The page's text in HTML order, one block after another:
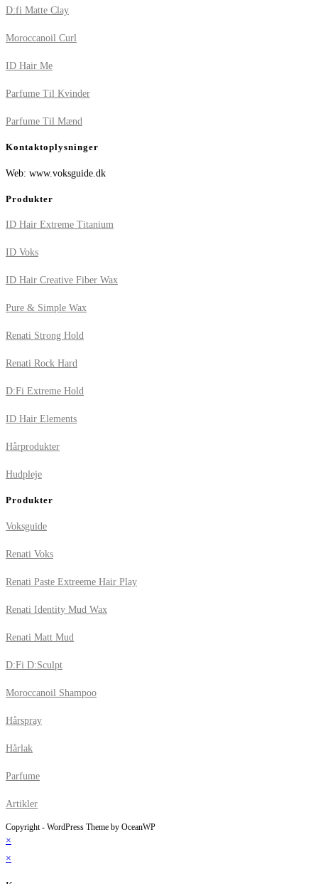
D:fi Matte Clay
Moroccanoil Curl
ID Hair Me
Parfume Til Kvinder
Parfume Til Mænd
Kontaktoplysninger
Web: www.voksguide.dk
Produkter
ID Hair Extreme Titanium
ID Voks
ID Hair Creative Fiber Wax
Pure & Simple Wax
Renati Strong Hold
Renati Rock Hard
D:Fi Extreme Hold
ID Hair Elements
Hårprodukter
Hudpleje
Produkter
Voksguide
Renati Voks
Renati Paste Extreeme Hair Play
Renati Identity Mud Wax
Renati Matt Mud
D:Fi D:Sculpt
Moroccanoil Shampoo
Hårspray
Hårlak
Parfume
Artikler
Copyright - WordPress Theme by OceanWP
×
×